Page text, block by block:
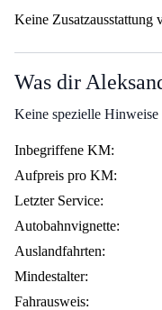
Keine Zusatzausstattung
Was dir
Keine spezielle Hinweise
Inbegriffene KM:
Aufpreis pro KM:
Letzter Service:
Autobahnvignette:
Auslandfahrten:
Mindestalter:
Fahrausweis: